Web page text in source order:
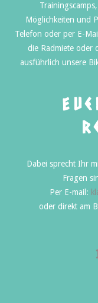
Möglichkeiten und
Telefon oder per E-
die Radmiete oder
ausführlich unsere
Dabei sprecht Ihr
Fragen
Per E-mail:
oder direkt am